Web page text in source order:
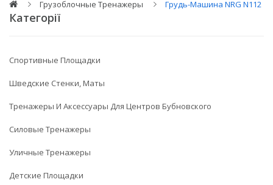
Грузоблочные Тренажеры Грудь-Машина NRG N112
Категорії
Спортивные Площадки
Шведские Стенки, Маты
Тренажеры И Аксессуары Для Центров Бубновского
Силовые Тренажеры
Уличные Тренажеры
Детские Площадки